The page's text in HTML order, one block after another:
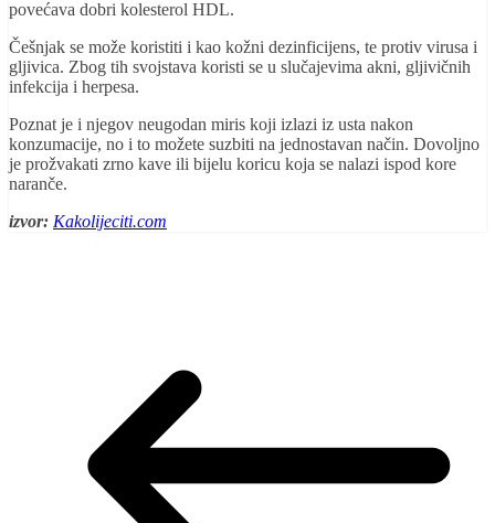
povećava dobri kolesterol HDL.
Češnjak se može koristiti i kao kožni dezinficijens, te protiv virusa i
gljivica. Zbog tih svojstava koristi se u slučajevima akni, gljivičnih
infekcija i herpesa.
Poznat je i njegov neugodan miris koji izlazi iz usta nakon
konzumacije, no i to možete suzbiti na jednostavan način. Dovoljno
je prožvakati zrno kave ili bijelu koricu koja se nalazi ispod kore
naranče.
izvor: Kakolijeciti.com